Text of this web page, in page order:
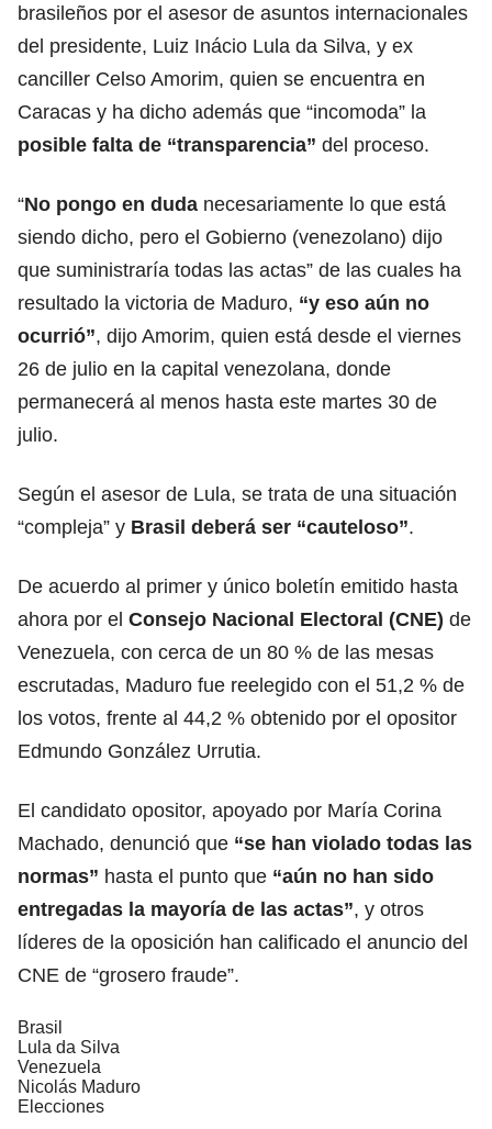
brasileños por el asesor de asuntos internacionales
del presidente, Luiz Inácio Lula da Silva, y ex
canciller Celso Amorim, quien se encuentra en
Caracas y ha dicho además que “incomoda” la
posible falta de “transparencia” del proceso.
“No pongo en duda necesariamente lo que está
siendo dicho, pero el Gobierno (venezolano) dijo
que suministraría todas las actas” de las cuales ha
resultado la victoria de Maduro, “y eso aún no
ocurrió”, dijo Amorim, quien está desde el viernes
26 de julio en la capital venezolana, donde
permanecerá al menos hasta este martes 30 de
julio.
Según el asesor de Lula, se trata de una situación
“compleja” y Brasil deberá ser “cauteloso”.
De acuerdo al primer y único boletín emitido hasta
ahora por el Consejo Nacional Electoral (CNE) de
Venezuela, con cerca de un 80 % de las mesas
escrutadas, Maduro fue reelegido con el 51,2 % de
los votos, frente al 44,2 % obtenido por el opositor
Edmundo González Urrutia.
El candidato opositor, apoyado por María Corina
Machado, denunció que “se han violado todas las
normas” hasta el punto que “aún no han sido
entregadas la mayoría de las actas”, y otros
líderes de la oposición han calificado el anuncio del
CNE de “grosero fraude”.
Brasil
Lula da Silva
Venezuela
Nicolás Maduro
Elecciones